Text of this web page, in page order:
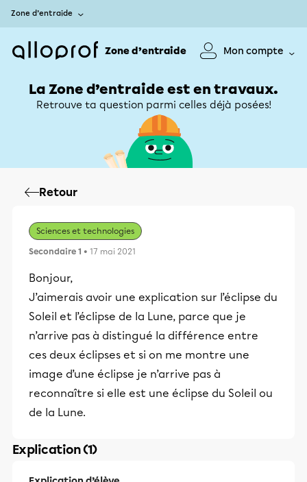
Zone d’entraide
Zone d’entraide Mon compte
La Zone d’entraide est en travaux.
Retrouve ta question parmi celles déjà posées!
Retour
Sciences et technologies
Secondaire 1 • 17 mai 2021
Bonjour,
J’aimerais avoir une explication sur l’éclipse du
Soleil et l’éclipse de la Lune, parce que je
n’arrive pas à distingué la différence entre
ces deux éclipses et si on me montre une
image d’une éclipse je n’arrive pas à
reconnaître si elle est une éclipse du Soleil ou
de la Lune.
Explication (1)